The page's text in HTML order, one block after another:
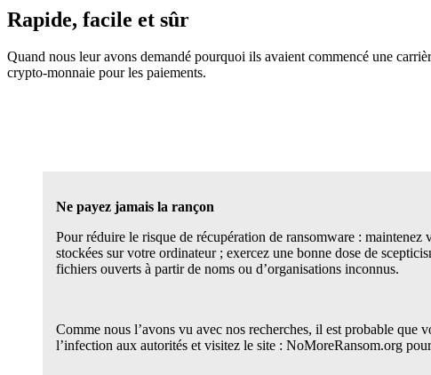
Rapide, facile et sûr
Quand nous leur avons demandé pourquoi ils avaient commencé une
crypto-monnaie pour les paiements.
Ne payez jamais la rançon
Pour réduire le risque de récupération de ransomware :
stockées sur votre ordinateur ; exercez une bonne dose de
fichiers ouverts à partir de noms ou d’organisations inconnus.
Comme nous l’avons vu avec nos recherches, il est probable que
l’infection aux autorités et visitez le site : NoMoreRansom.org